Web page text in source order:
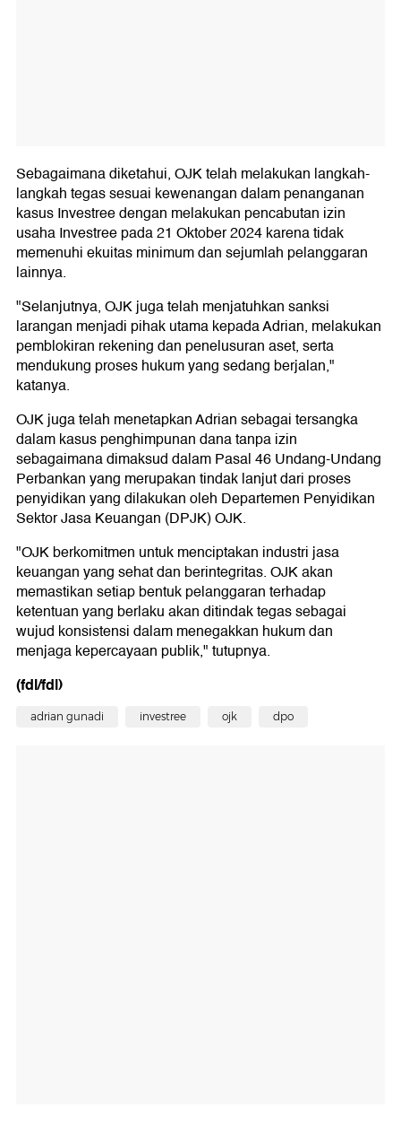
Sebagaimana diketahui, OJK telah melakukan langkah-
langkah tegas sesuai kewenangan dalam penanganan
kasus Investree dengan melakukan pencabutan izin
usaha Investree pada 21 Oktober 2024 karena tidak
memenuhi ekuitas minimum dan sejumlah pelanggaran
lainnya.
"Selanjutnya, OJK juga telah menjatuhkan sanksi
larangan menjadi pihak utama kepada Adrian, melakukan
pemblokiran rekening dan penelusuran aset, serta
mendukung proses hukum yang sedang berjalan,"
katanya.
OJK juga telah menetapkan Adrian sebagai tersangka
dalam kasus penghimpunan dana tanpa izin
sebagaimana dimaksud dalam Pasal 46 Undang-Undang
Perbankan yang merupakan tindak lanjut dari proses
penyidikan yang dilakukan oleh Departemen Penyidikan
Sektor Jasa Keuangan (DPJK) OJK.
"OJK berkomitmen untuk menciptakan industri jasa
keuangan yang sehat dan berintegritas. OJK akan
memastikan setiap bentuk pelanggaran terhadap
ketentuan yang berlaku akan ditindak tegas sebagai
wujud konsistensi dalam menegakkan hukum dan
menjaga kepercayaan publik," tutupnya.
(fdl/fdl)
adrian gunadi investree ojk dpo